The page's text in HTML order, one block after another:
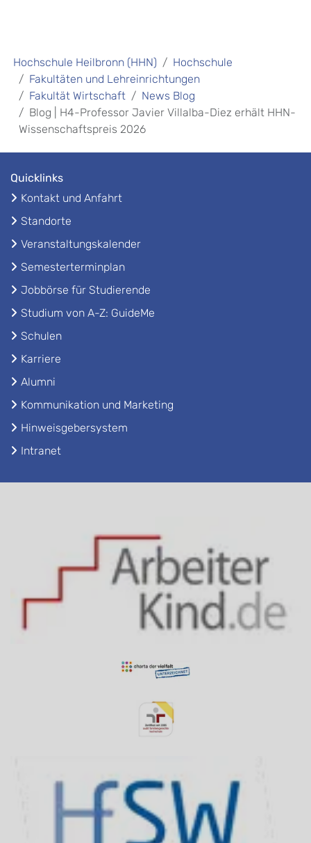
Hochschule Heilbronn (HHN)
Hochschule
Fakultäten und Lehreinrichtungen
Fakultät Wirtschaft
News Blog
Blog | H4-Professor Javier Villalba-Diez erhält HHN-
Wissenschaftspreis 2026
Quicklinks
Kontakt und Anfahrt
Standorte
Veranstaltungskalender
Semesterterminplan
Jobbörse für Studierende
Studium von A-Z: GuideMe
Schulen
Karriere
Alumni
Kommunikation und Marketing
Hinweisgebersystem
Intranet